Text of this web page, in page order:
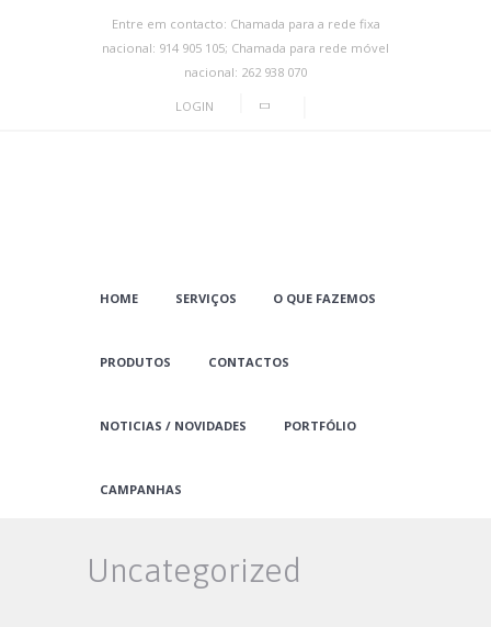
Entre em contacto: Chamada para a rede fixa
nacional: 914 905 105; Chamada para rede móvel
nacional: 262 938 070
LOGIN
HOME SERVIÇOS O QUE FAZEMOS
PRODUTOS CONTACTOS
NOTICIAS / NOVIDADES PORTFÓLIO
CAMPANHAS
Uncategorized